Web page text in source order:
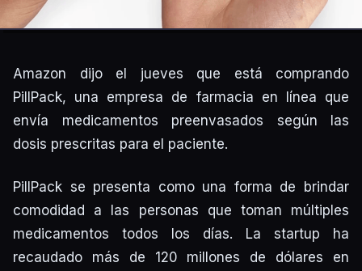
Amazon dijo el jueves que está comprando
PillPack, una empresa de farmacia en línea que
envía medicamentos preenvasados según las
dosis prescritas para el paciente.
PillPack se presenta como una forma de brindar
comodidad a las personas que toman múltiples
medicamentos todos los días. La startup ha
recaudado más de 120 millones de dólares en